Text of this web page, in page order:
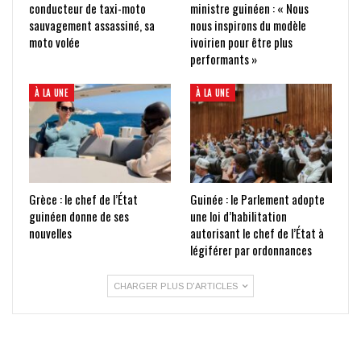
conducteur de taxi-moto
sauvagement assassiné, sa
moto volée
ministre guinéen : « Nous
nous inspirons du modèle
ivoirien pour être plus
performants »
À LA UNE
Grèce : le chef de l’État
guinéen donne de ses
nouvelles
À LA UNE
Guinée : le Parlement adopte
une loi d’habilitation
autorisant le chef de l’État à
légiférer par ordonnances
CHARGER PLUS D'ARTICLES